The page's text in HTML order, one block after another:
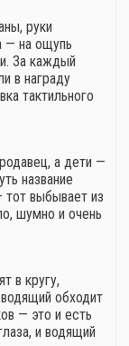
руки
— на ощупь
За каждый
в награду
тактильного
а дети —
название
тот выбывает из
шумно и очень
в кругу,
обходит
— это и есть
и водящий